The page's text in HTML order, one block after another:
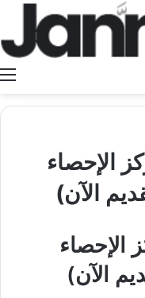
الإحصاء
الآن)
الآن)